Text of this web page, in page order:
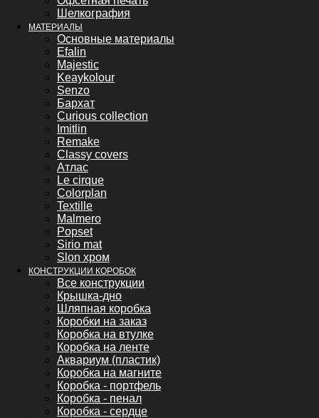
Шелкография
МАТЕРИАЛЫ
Основные материалы
Efalin
Majestic
Keaykolour
Senzo
Бархат
Curious collection
Imitlin
Remake
Classy covers
Атлас
Le cirque
Colorplan
Textille
Malmero
Popset
Sirio mat
Slon хром
КОНСТРУКЦИИ КОРОБОК
Все конструкции
Крышка-дно
Шляпная коробка
Коробки на заказ
Коробка на втулке
Коробка на ленте
Аквариум (пластик)
Коробка на магните
Коробка - портфель
Коробка - пенал
Коробка - сердце